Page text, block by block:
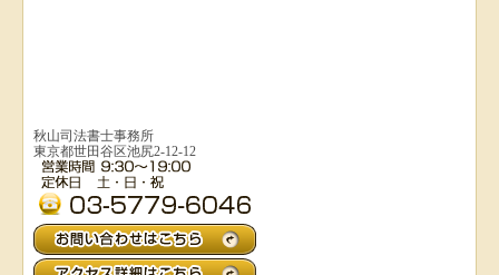
秋山司法書士事務所
東京都世田谷区池尻2-12-12